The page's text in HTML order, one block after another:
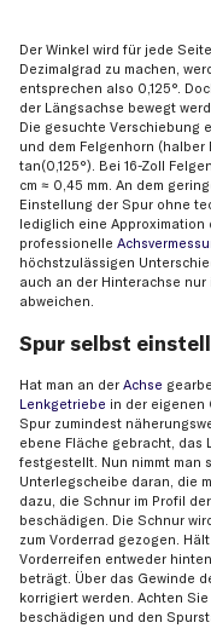
Der Winkel wird für jede
Dezimalgrad zu machen,
entsprechen also 0,125°.
der Längsachse bewegt
Die gesuchte Verschiebung
und dem Felgenhorn
tan(0,125°). Bei 16-Zoll
cm ≈ 0,45 mm. An dem
Einstellung der Spur ohne
lediglich eine Approximation
professionelle
höchstzulässigen
auch an der Hinterachse
abweichen.
Spur selbst
Hat man an der Achse
Lenkgetriebe in der eigenen
Spur zumindest
ebene Fläche gebracht, das
festgestellt. Nun nimmt man
Unterlegscheibe daran, die
dazu, die Schnur im Profil
beschädigen. Die Schnur
zum Vorderrad gezogen.
Vorderreifen entweder
beträgt. Über das Gewinde
korrigiert werden. Achten
beschädigen und den